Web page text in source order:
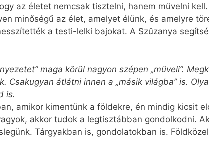
az életet nemcsak tisztelni, hanem művelni
minőségű az élet, amelyet élünk, és amelyre
a testi-lelki bajokat. A Szűzanya
maga körül nagyon szépen „műveli”.
Csakugyan átlátni innen a „másik világba” is.
is.
amikor kimentünk a földekre, én mindig kicsit
akkor tudok a legtisztábban gondolkodni.
Tárgyakban is, gondolatokban is.